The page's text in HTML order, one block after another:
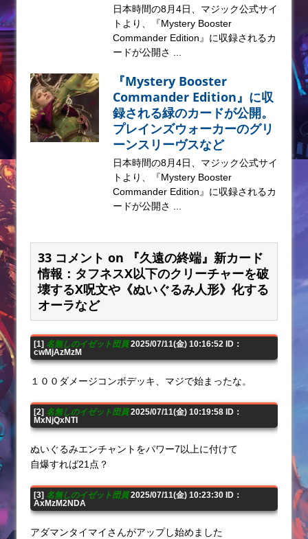
日本時間の8月4日、マジック公式サイ
トより、『Mystery Booster
Commander Edition』に収録されるカ
ードが公開さ ...
『Mystery Booster
Commander Edition』に収
録される緑のカードが公開。
プレインズウォーカーのグリ
ーンスリーヴスなど
日本時間の8月4日、マジック公式サイ
トより、『Mystery Booster
Commander Edition』に収録されるカ
ードが公開さ ...
33 コメント on 『久遠の終端』新カード
情報：タフネスX以下のクリーチャーを破
壊するX呪文や《ぬいぐるみ人形》化する
オーラなど
[1] 名無しのイゼット団員2025/07/11(金) 10:16:52 ID：
cwMjAzMzM
１００ダメージコンボデッキ、マジで始まったな。
[2] 名無しのイゼット団員2025/07/11(金) 10:19:58 ID：
MxNjQxNTI
ぬいぐるみエンチャントをパワー7以上に付けて
自爆すれば21点？
[3] 名無しのイゼット団員2025/07/11(金) 10:23:30 ID：
AxMzM2NDA
アダマンタイマイさんがアップし始めました